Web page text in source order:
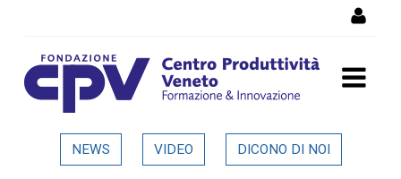
Giornale di Vicenza
NEWS VIDEO DICONO DI NOI